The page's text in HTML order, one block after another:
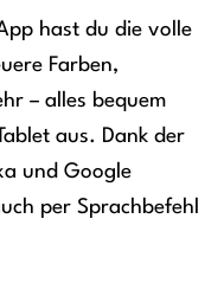
hast du die volle
Farben,
– alles bequem
aus. Dank der
und Google
per Sprachbefehl